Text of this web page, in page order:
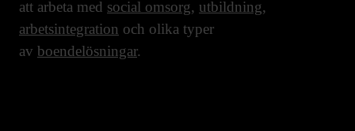
att arbeta med social omsorg, utbildning,
arbetsintegration och olika typer
av boendelösningar.